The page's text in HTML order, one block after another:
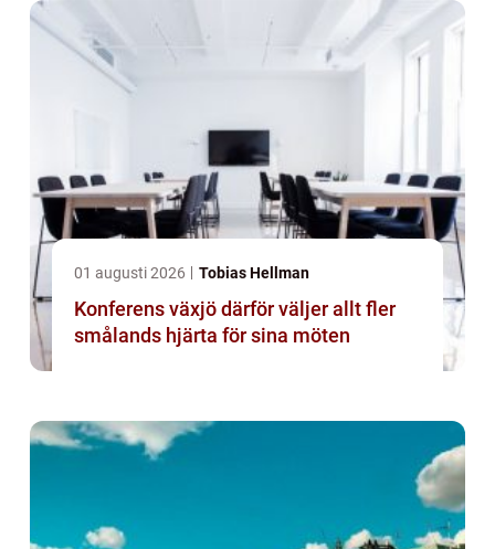
01 augusti 2026 Tobias Hellman
Konferens växjö därför väljer allt fler
smålands hjärta för sina möten